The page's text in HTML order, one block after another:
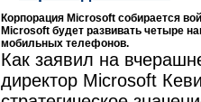
Корпорация Microsoft собирается
Microsoft будет развивать четыре
мобильных телефонов.
Как заявил на
директор Microsoft